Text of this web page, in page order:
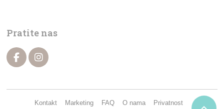
Pratite nas
Kontakt Marketing FAQ O nama Privatnost